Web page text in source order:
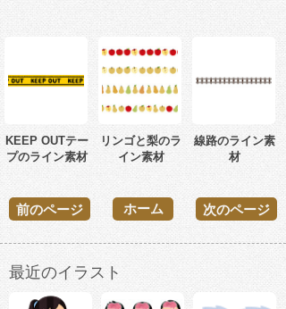
KEEP OUTテー
プのライン素材
リンゴと梨のラ
イン素材
線路のライン素
材
前のページ 次のページ
ホーム
最近のイラスト